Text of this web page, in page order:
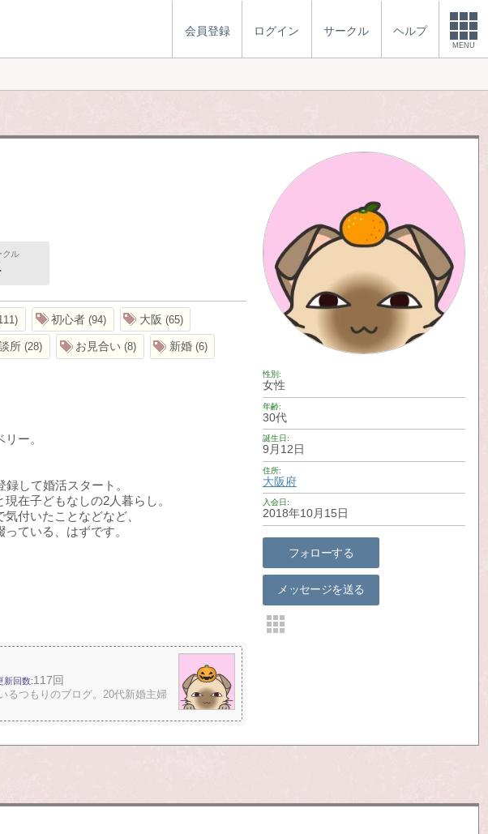
会員登録 ログイン サークル ヘルプ
MENU
クル
性別
女性
年齢
30代
誕生日
9月12日
住所
大阪府
入会日
2018年10月15日
フォローする
メッセージを送る
初心者 94 大阪 65
所 28 お見合い 8 新婚 6
ー。
して婚活スタート。
在子どもなしの2人暮らし。
付いたことなどなど、
ている、はずです。
新回数 117回
るつもりのブログ。20代新婚主婦